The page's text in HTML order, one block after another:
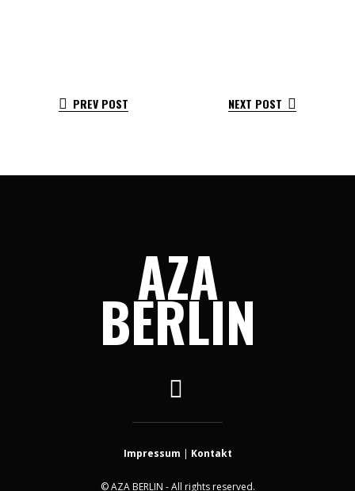
PREV POST NEXT POST
AZA
BERLIN
Impressum | Kontakt
© AZA BERLIN - All rights reserved.